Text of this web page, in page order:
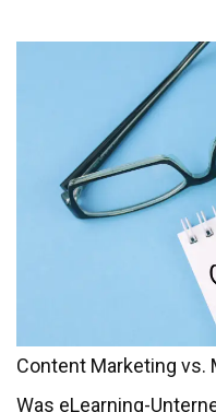
Content Marketing vs.
Was eLearning-